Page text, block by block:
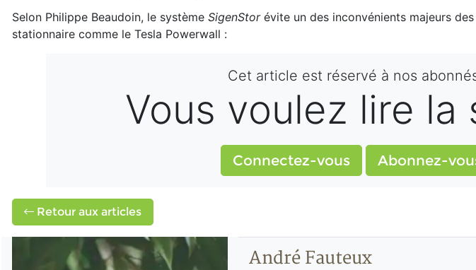
Selon Philippe Beaudoin, le système SigenStorévite un des inconvénients majeurs
stationnaire comme le Tesla Powerwall :
Cet article est réservé à nos
Vous voulez lire la
Connectez-vous Abonnez-
Retour aux articles
André Fauteux